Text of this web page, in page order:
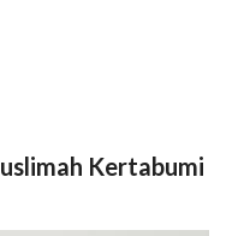
Kertabumi